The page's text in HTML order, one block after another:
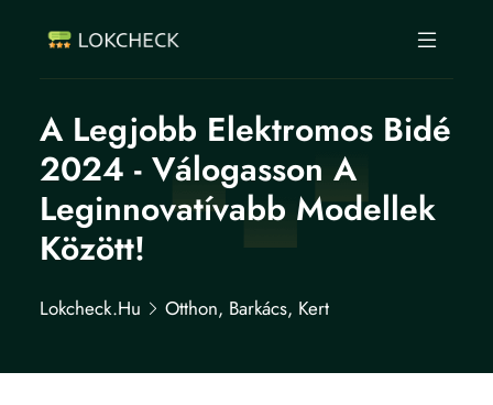
A Legjobb Elektromos Bidé
2024 - Válogasson A
Leginnovatívabb Modellek
Között!
Lokcheck.hu Otthon, Barkács, Kert